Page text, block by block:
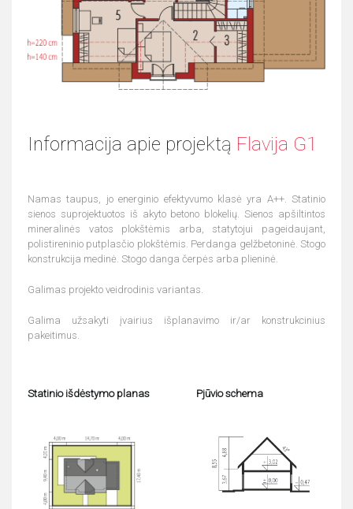
Informacija apie projektą Flavija G1
Namas taupus, jo energinio efektyvumo klasė yra A++. Statinio
sienos suprojektuotos iš akyto betono blokelių. Sienos apšiltintos
mineralinės vatos plokštėmis arba, statytojui pageidaujant,
polistireninio putplasčio plokštėmis. Perdanga gelžbetoninė. Stogo
konstrukcija medinė. Stogo danga čerpės arba plieninė.
Galimas projekto veidrodinis variantas.
Galima užsakyti įvairius išplanavimo ir/ar konstrukcinius
pakeitimus.
Statinio išdėstymo planas Pjūvio schema